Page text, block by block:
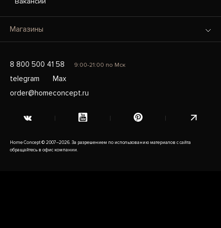
Магазины
8 800 500 41 58 9:00-21:00 по Мск
telegram
Max
order@homeconcept.ru
Home Concept © 2007–2026. За разрешением по использованию материалов с сайта
обращайтесь в офис компании.